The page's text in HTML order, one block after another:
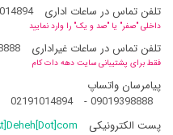
تلفن تماس در ساعات اداری
داخلی "صفر" یا "صد و یک" را وارد نمایید
تلفن تماس در ساعات غیراداری
فقط برای پشتیبانی سایت دهه دات کام
پیامرسان واتساپ
09019398888
-
02191014894
پست الکترونیکی